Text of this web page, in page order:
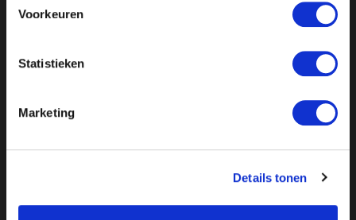
Voorkeuren
Statistieken
Marketing
Details tonen